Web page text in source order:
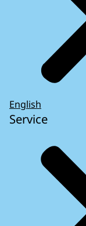
English
Service